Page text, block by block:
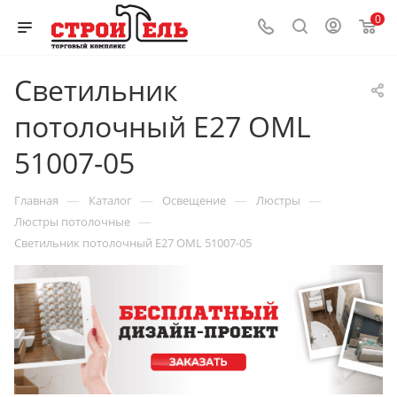
0
Светильник
потолочный Е27 OML
51007-05
Главная — Каталог — Освещение — Люстры —
Люстры потолочные —
Светильник потолочный Е27 OML 51007-05